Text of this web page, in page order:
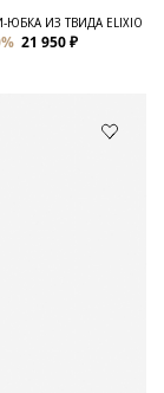
ИЗ ТВИДА ELIXIO
21 950 ₽